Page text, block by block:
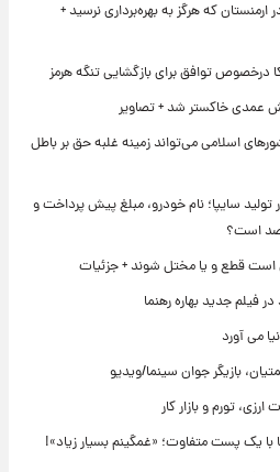
که هرگز به بهره‌برداری نرسید +
درخصوص توافق برای بازگشایی تنگه هرمز
اسلامی می‌تواند زمینه غلبه حق بر باطل
سایپا؛ نام خودرو، مبلغ پیش پرداخت و
است؟
است قطع و یا مختل شوند + جزئیات
فیلم جدید بهاره رهنما
می آورد
بازیگر جوان سینما/ویدیو
تورم و بازار کار
یک پست متفاوت؛ «غمگینم بسیار زیاد»!